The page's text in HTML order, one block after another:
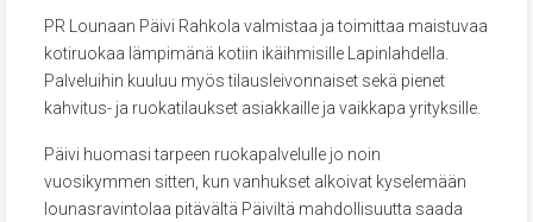
PR Lounaan Päivi Rahkola valmistaa ja toimittaa maistuvaa
kotiruokaa lämpimänä kotiin ikäihmisille Lapinlahdella.
Palveluihin kuuluu myös tilausleivonnaiset sekä pienet
kahvitus- ja ruokatilaukset asiakkaille ja vaikkapa yrityksille.
Päivi huomasi tarpeen ruokapalvelulle jo noin
vuosikymmen sitten, kun vanhukset alkoivat kyselemään
lounasravintolaa pitävältä Päiviltä mahdollisuutta saada